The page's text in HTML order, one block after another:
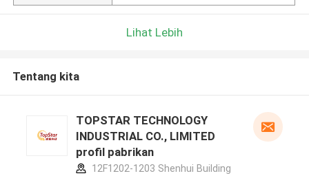
Lihat Lebih
Tentang kita
TOPSTAR TECHNOLOGY
INDUSTRIAL CO., LIMITED
profil pabrikan
12F1202-1203 Shenhui Building